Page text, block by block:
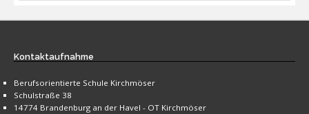
Kontaktaufnahme
Berufsorientierte Schule Kirchmöser
Schulstraße 38
14774 Brandenburg an der Havel - OT Kirchmöser